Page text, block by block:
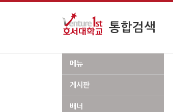
통합검색
메뉴
게시판
배너